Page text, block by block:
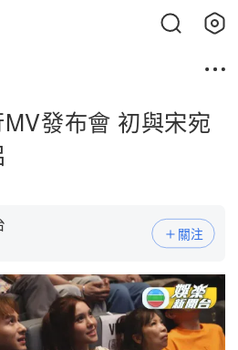
發布會 初與宋宛
關注